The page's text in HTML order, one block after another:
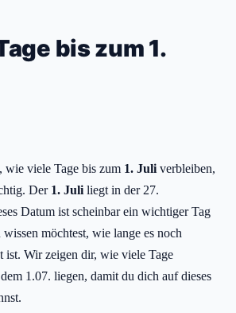
bis zum 1.
wie viele Tage bis zum 1. Juli verbleiben,
Der 1. Juli liegt in der 27.
Datum ist scheinbar ein wichtiger Tag
möchtest, wie lange es noch
ist. Wir zeigen dir, wie viele Tage
1.07. liegen, damit du dich auf dieses